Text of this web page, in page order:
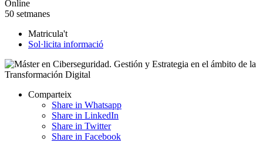
Online
50 setmanes
Matricula't
Sol·licita informació
Comparteix
Share in Whatsapp
Share in LinkedIn
Share in Twitter
Share in Facebook